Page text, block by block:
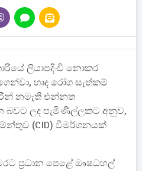
ලියාපදිංචි නොකර
හෘද රෝග සැත්කම්
නමැති එන්නත
බවට ලද පැමිණිල්ලකට අනුව,
(CID) විමර්ශනයක්
ප්‍රධාන පෙළේ ඖෂධහල්